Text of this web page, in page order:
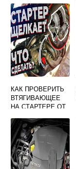
КАК ПРОВЕРИТЬ
ВТЯГИВАЮЩЕЕ
НА СТАРТЕРЕ ОТ
ДАСТЕР